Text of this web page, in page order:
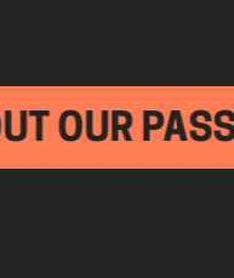
PASSION